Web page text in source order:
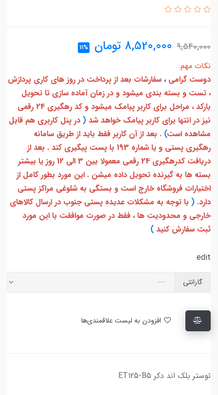
9,540,000
8,520,000 تومان 11%
نکات مهم:
دوست گرامی ، سفارشات بعد از پرداخت در روز های کاری پردازش
، تست و بسته بندی میشود و در زمان آماده سازی تا تحویل
بارکد ، مراحل برای کاربر پیامک میشود و کد رهگیری 24 رقمی
نیز در انتها برای کاربر پیامک خواهد شد ( در پنل کاربری هم قابل
مشاهده است) . بعد از آن کاربر فقط باید از طریق سامانه
رهگیری پستی و یا شماره 193 با پست پیگیری کند . بعد از
دریافت کدرهگیری 24 رقمی معمولا بین 3 الی 12 روز یا بیشتر
بسته ها به گیرنده تحویل داده میشن . این مورد بطور کامل از
اختیارات فروشگاه خارج است و بستگی به شلوغی مراکز پستی
دارد. ( با توجه به مشکلات عدیده پستی جنوب در ارسال کالاهای
خارجی و محدودیت ها ، فقط در صورت موافقت با این مورد
ثبت سفارش کنید )
edit
گارانتی
توستر بلک اند دکر ET125-B5